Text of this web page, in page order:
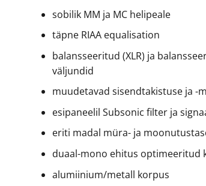
sobilik MM ja MC helipeale
täpne RIAA equalisation
balansseeritud (XLR) ja
väljundid
muudetavad sisendtakistuse ja -
esipaneelil Subsonic filter ja
eriti madal müra- ja
duaal-mono ehitus optimeeritud
alumiinium/metall korpus